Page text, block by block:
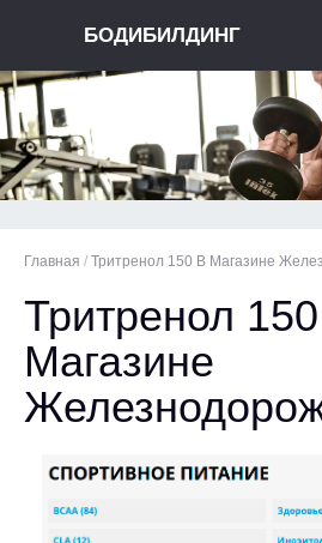
БОДИБИЛДИНГ
Главная / Тритренол 150 В Магазине
Тритренол
Магазине